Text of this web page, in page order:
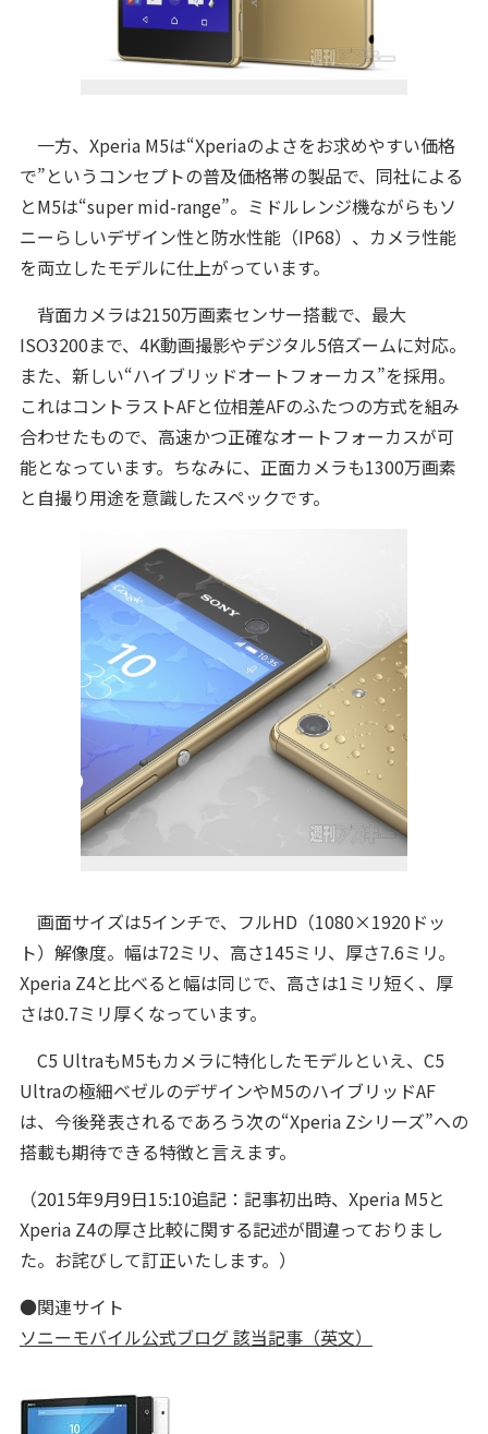
一方、Xperia M5は“Xperiaのよさをお求めやすい価格
で”というコンセプトの普及価格帯の製品で、同社による
とM5は“super mid-range”。ミドルレンジ機ながらもソ
ニーらしいデザイン性と防水性能（IP68）、カメラ性能
を両立したモデルに仕上がっています。
背面カメラは2150万画素センサー搭載で、最大
ISO3200まで、4K動画撮影やデジタル5倍ズームに対応。
また、新しい“ハイブリッドオートフォーカス”を採用。
これはコントラストAFと位相差AFのふたつの方式を組み
合わせたもので、高速かつ正確なオートフォーカスが可
能となっています。ちなみに、正面カメラも1300万画素
と自撮り用途を意識したスペックです。
画面サイズは5インチで、フルHD（1080×1920ドッ
ト）解像度。幅は72ミリ、高さ145ミリ、厚さ7.6ミリ。
Xperia Z4と比べると幅は同じで、高さは1ミリ短く、厚
さは0.7ミリ厚くなっています。
C5 UltraもM5もカメラに特化したモデルといえ、C5
Ultraの極細ベゼルのデザインやM5のハイブリッドAF
は、今後発表されるであろう次の“Xperia Zシリーズ”への
搭載も期待できる特徴と言えます。
（2015年9月9日15:10追記：記事初出時、Xperia M5と
Xperia Z4の厚さ比較に関する記述が間違っておりまし
た。お詫びして訂正いたします。）
●関連サイト
ソニーモバイル公式ブログ 該当記事（英文）